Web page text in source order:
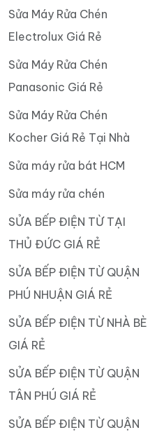
Sửa Máy Rửa Chén
Electrolux Giá Rẻ
Sửa Máy Rửa Chén
Panasonic Giá Rẻ
Sửa Máy Rửa Chén
Kocher Giá Rẻ Tại Nhà
Sửa máy rửa bát HCM
Sửa máy rửa chén
SỬA BẾP ĐIỆN TỪ TẠI
THỦ ĐỨC GIÁ RẺ
SỬA BẾP ĐIỆN TỪ QUẬN
PHÚ NHUẬN GIÁ RẺ
SỬA BẾP ĐIỆN TỪ NHÀ BÈ
GIÁ RẺ
SỬA BẾP ĐIỆN TỪ QUẬN
TÂN PHÚ GIÁ RẺ
SỬA BẾP ĐIỆN TỪ QUẬN